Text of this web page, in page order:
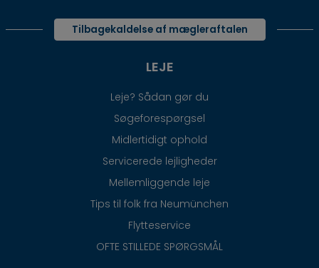
Tilbagekaldelse af mægleraftalen
LEJE
Leje? Sådan gør du
Søgeforespørgsel
Midlertidigt ophold
Servicerede lejligheder
Mellemliggende leje
Tips til folk fra Neumünchen
Flytteservice
OFTE STILLEDE SPØRGSMÅL